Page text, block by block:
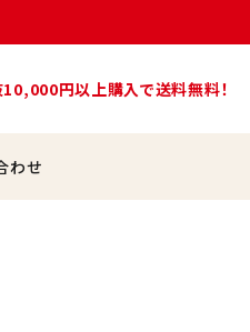
円以上購入で送料無料！
わせ